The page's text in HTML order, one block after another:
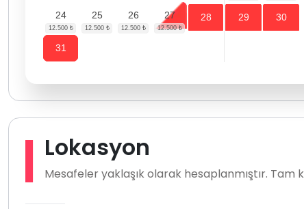
24 25 26 27 28 29 30
31
Lokasyon
Mesafeler yaklaşık olarak hesaplanmıştır. Tam